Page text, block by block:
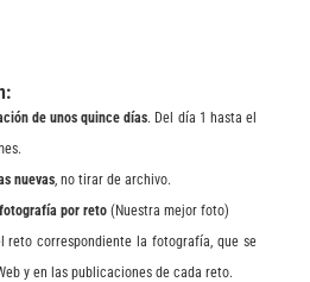
de unos quince días. Del día 1 hasta el
nuevas, no tirar de archivo.
por reto(Nuestra mejor foto)
reto correspondiente la fotografía, que se
y en las publicaciones de cada reto.